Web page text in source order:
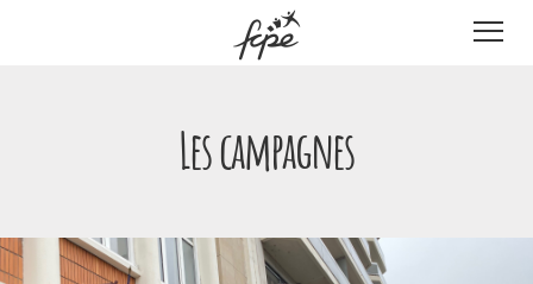
Les campagnes
Panneau de gestion des cookies